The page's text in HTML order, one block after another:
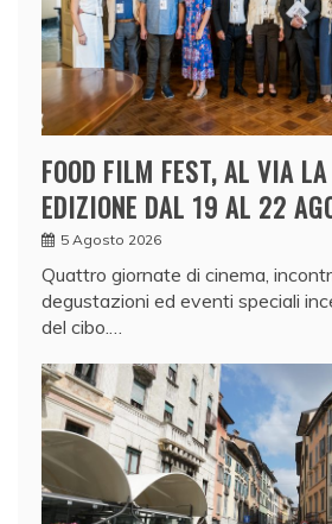
FOOD FILM FEST, AL VIA
EDIZIONE DAL 19 AL 22
5 Agosto 2026
Quattro giornate di cinema,
degustazioni ed eventi speciali
del cibo.…